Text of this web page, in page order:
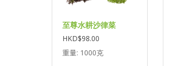
至尊水耕沙律菜
HKD$98.00
重量: 1000克